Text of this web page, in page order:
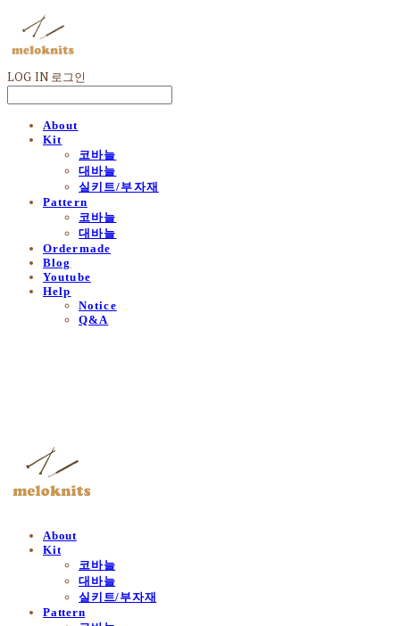
LOG IN 로그인
About
Kit
코바늘
대바늘
실키트/부자재
Pattern
코바늘
대바늘
Ordermade
Blog
Youtube
Help
Notice
Q&A
About
Kit
코바늘
대바늘
실키트/부자재
Pattern